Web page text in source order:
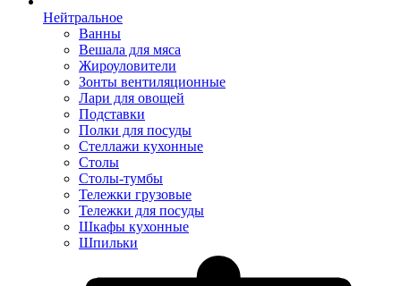
Нейтральное
Ванны
Вешала для мяса
Жироуловители
Зонты вентиляционные
Лари для овощей
Подставки
Полки для посуды
Стеллажи кухонные
Столы
Столы-тумбы
Тележки грузовые
Тележки для посуды
Шкафы кухонные
Шпильки